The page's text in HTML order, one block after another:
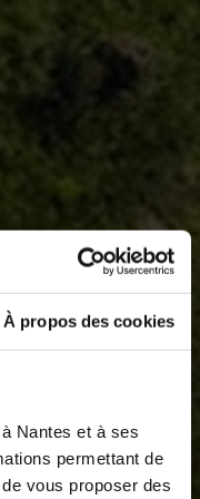
À propos des cookies
Nantes et à ses
permettant de
vous proposer des